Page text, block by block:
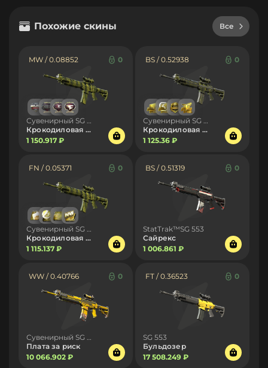
Похожие скины Все
MW / 0.08852 0
Крокодиловая сетка
1 150.917 ₽
BS / 0.52938 0
Крокодиловая сетка
1 125.36 ₽
FN / 0.05371 0
Крокодиловая сетка
1 115.137 ₽
BS / 0.51319 0
StatTrak™SG 553
Сайрекс
1 006.861 ₽
WW / 0.40766 0
Плата за риск
10 066.902 ₽
FT / 0.36523 0
SG 553
Бульдозер
17 508.249 ₽